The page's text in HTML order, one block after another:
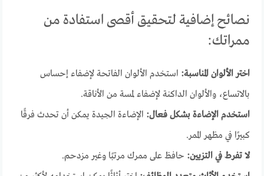
نصائح إضافية لتحقيق أقصى استفادة من
ممراتك:
اختر الألوان المناسبة: استخدم الألوان الفاتحة لإضفاء إحساس
بالاتساع، والألوان الداكنة لإضفاء لمسة من الأناقة.
استخدم الإضاءة بشكل فعال: الإضاءة الجيدة يمكن أن تحدث فرقًا
كبيرًا في مظهر الممر.
لا تفرط في التزيين: حافظ على ممرك مرتبًا وغير مزدحم.